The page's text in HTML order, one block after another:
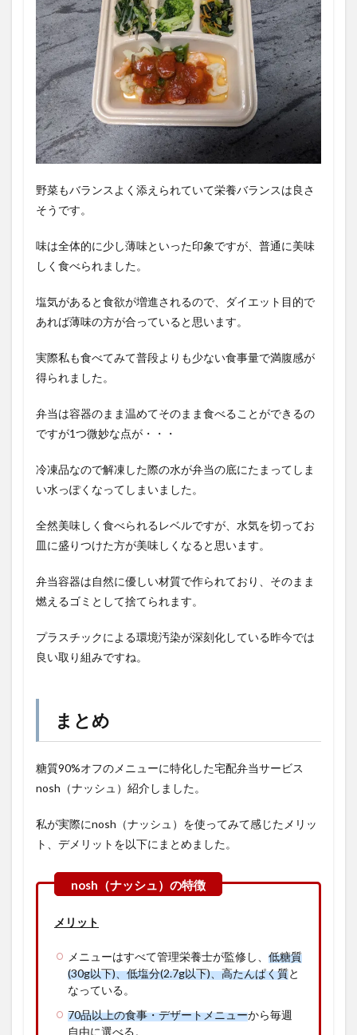
野菜もバランスよく添えられていて栄養バランスは良さ
そうです。
味は全体的に少し薄味といった印象ですが、普通に美味
しく食べられました。
塩気があると食欲が増進されるので、ダイエット目的で
あれば薄味の方が合っていると思います。
実際私も食べてみて普段よりも少ない食事量で満腹感が
得られました。
弁当は容器のまま温めてそのまま食べることができるの
ですが1つ微妙な点が・・・
冷凍品なので解凍した際の水が弁当の底にたまってしま
い水っぽくなってしまいました。
全然美味しく食べられるレベルですが、水気を切ってお
皿に盛りつけた方が美味しくなると思います。
弁当容器は自然に優しい材質で作られており、そのまま
燃えるゴミとして捨てられます。
プラスチックによる環境汚染が深刻化している昨今では
良い取り組みですね。
まとめ
糖質90%オフのメニューに特化した宅配弁当サービス
nosh（ナッシュ）紹介しました。
私が実際にnosh（ナッシュ）を使ってみて感じたメリッ
ト、デメリットを以下にまとめました。
メリット
メニューはすべて管理栄養士が監修し、 低糖質
(30g以下)、低塩分(2.7g以下)、高たんぱく質と
なっている。
70品以上の食事・デザートメニューから毎週
自由に選べる。